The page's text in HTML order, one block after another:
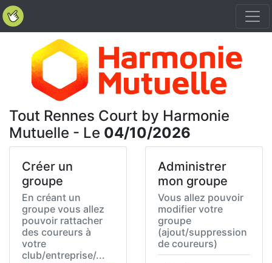
Tout Rennes Court by Harmonie
Mutuelle - Le 04/10/2026
Créer un
groupe
En créant un
groupe vous allez
pouvoir rattacher
des coureurs à
votre
club/entreprise/...
Administrer
mon groupe
Vous allez pouvoir
modifier votre
groupe
(ajout/suppression
de coureurs)